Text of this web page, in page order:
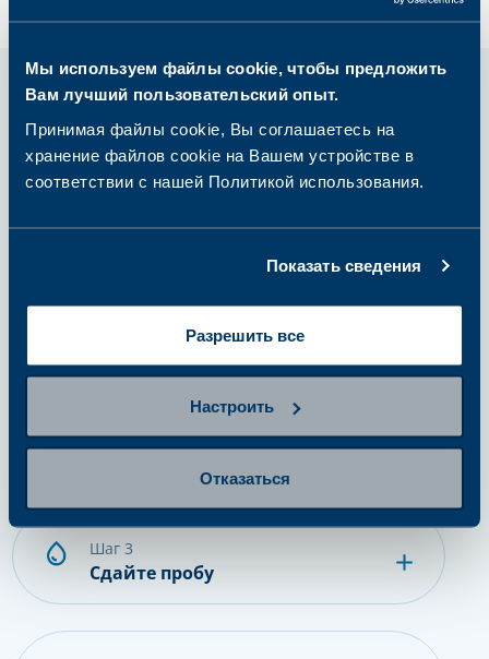
Мы используем файлы cookie, чтобы предложить
Вам лучший пользовательский опыт.
Принимая файлы cookie, Вы соглашаетесь на
хранение файлов cookie на Вашем устройстве в
соответствии с нашей Политикой использования.
Показать сведения
Разрешить все
Настроить
Отказаться
Как это работает?
Выберите и купите пакет или
одиночный анализ
анализов
шаг 3
Сдайте пробу